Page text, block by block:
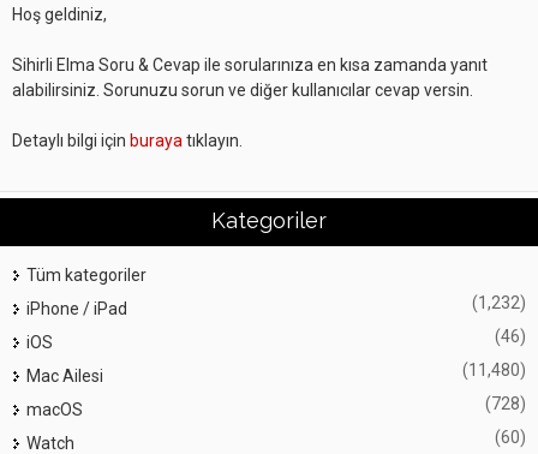
Hoş geldiniz,
Sihirli Elma Soru & Cevap ile sorularınıza en kısa zamanda yanıt
alabilirsiniz. Sorunuzu sorun ve diğer kullanıcılar cevap versin.
Detaylı bilgi için buraya tıklayın.
Kategoriler
Tüm kategoriler
iPhone / iPad
(1,232)
iOS (46)
Mac Ailesi (11,480)
macOS (728)
Watch (60)